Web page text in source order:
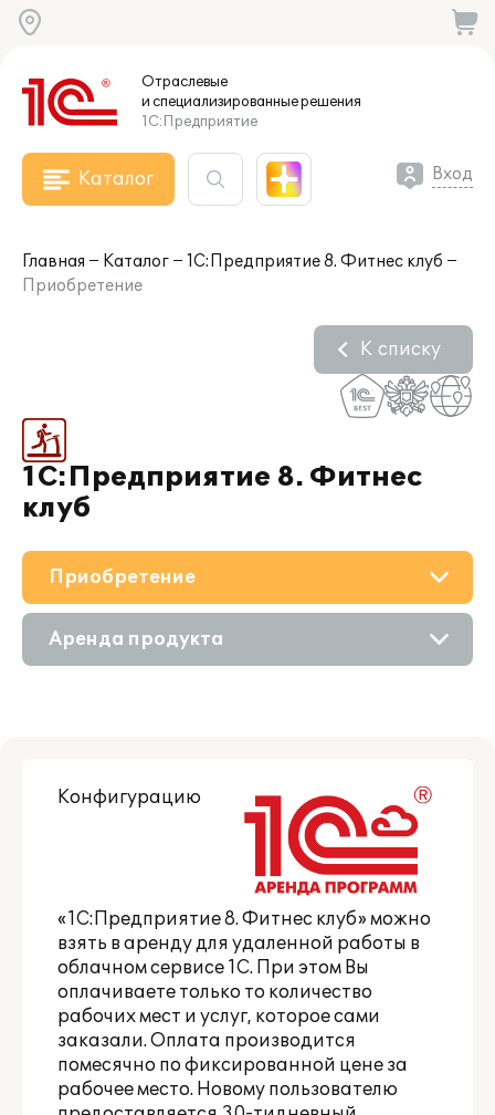
Отраслевые
и специализированныерешения
1С:Предприятие
Каталог Вход
Главная Каталог
1С:Предприятие 8. Фитнес клуб
Приобретение
1С:Предприятие 8. Фитнес
клуб
К списку
О решении
Приобретение
Партнерам
Приобретение у партнера
Аренда продукта
Конфигурацию
«1С:Предприятие 8. Фитнес клуб» можно
взять в арендудля удаленной работы в
облачном сервисе 1С. При этом Вы
оплачиваете только то количество
рабочих мест и услуг, которое сами
заказали. Оплата производится
помесячно по фиксированной цене за
рабочее место. Новому пользователю